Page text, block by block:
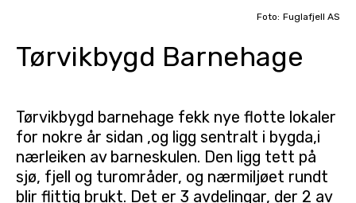
Foto: Fuglafjell AS
Tørvikbygd Barnehage
Tørvikbygd barnehage fekk nye flotte lokaler
for nokre år sidan ,og ligg sentralt i bygda,i
nærleiken av barneskulen. Den ligg tett på
sjø, fjell og turområder, og nærmiljøet rundt
blir flittig brukt. Det er 3 avdelingar, der 2 av